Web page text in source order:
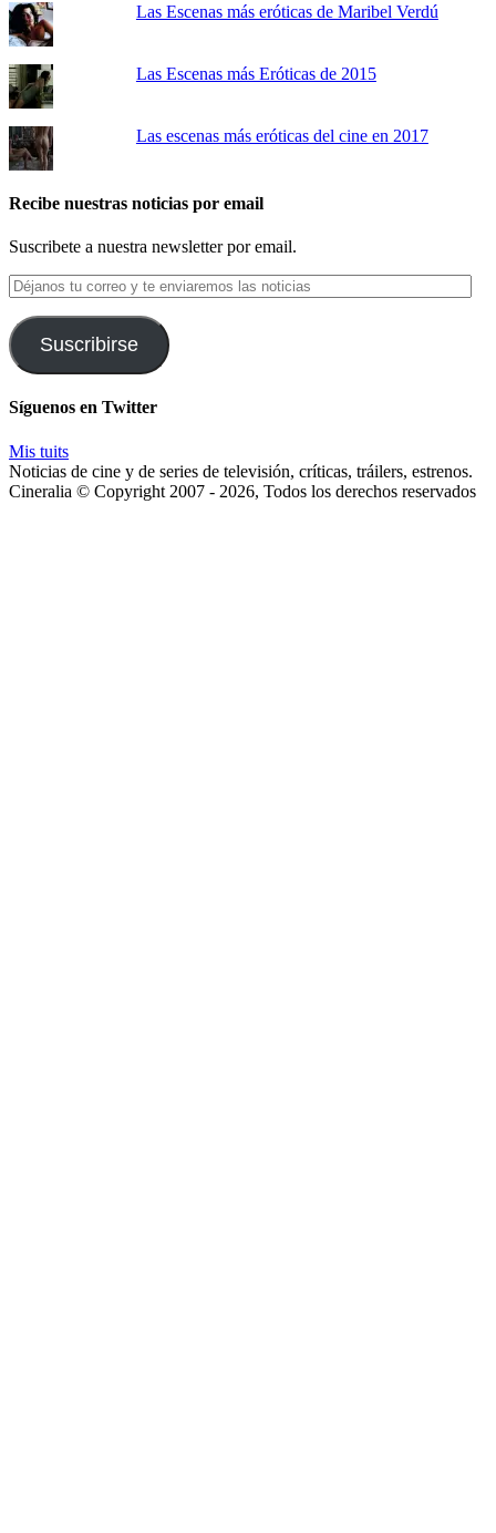
Las Escenas más eróticas de Maribel Verdú
Las Escenas más Eróticas de 2015
Las escenas más eróticas del cine en 2017
Recibe nuestras noticias por email
Suscribete a nuestra newsletter por email.
Déjanos
tu
correo
y
te
las
noticias
Suscribirse
Síguenos en Twitter
Mis tuits
Noticias de cine y de series de televisión, críticas, tráilers, estrenos.
Cineralia © Copyright 2007 - 2026, Todos los derechos reservados